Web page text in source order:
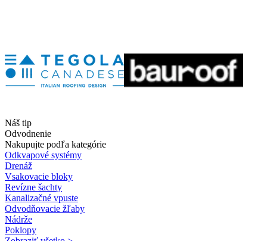
Náš tip
Odvodnenie
Nakupujte podľa kategórie
Odkvapové systémy
Drenáž
Vsakovacie bloky
Revízne šachty
Kanalizačné vpuste
Odvodňovacie žľaby
Nádrže
Poklopy